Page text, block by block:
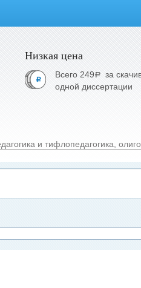
Низкая цена
Всего 249a за
одной диссертации
и тифлопедагогика,